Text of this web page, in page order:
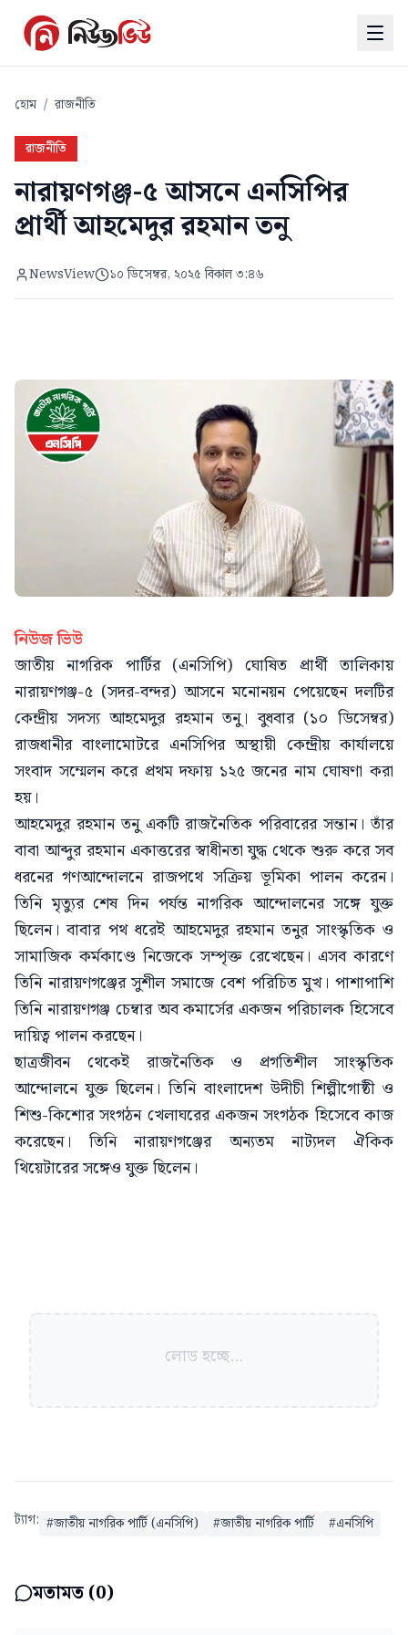
হোম / রাজনীতি
রাজনীতি
নারায়ণগঞ্জ-৫ আসনে এনসিপির
প্রার্থী আহমেদুর রহমান তনু
NewsView ১০ ডিসেম্বর, ২০২৫ বিকাল ৩:৪৬
নিউজ ভিউ
জাতীয় নাগরিক পার্টির (এনসিপি) ঘোষিত প্রার্থী তালিকায়
নারায়ণগঞ্জ-৫ (সদর-বন্দর) আসনে মনোনয়ন পেয়েছেন দলটির
কেন্দ্রীয় সদস্য আহমেদুর রহমান তনু। বুধবার (১০ ডিসেম্বর)
রাজধানীর বাংলামোটরে এনসিপির অস্থায়ী কেন্দ্রীয় কার্যালয়ে
সংবাদ সম্মেলন করে প্রথম দফায় ১২৫ জনের নাম ঘোষণা করা
হয়।
আহমেদুর রহমান তনু একটি রাজনৈতিক পরিবারের সন্তান। তাঁর
বাবা আব্দুর রহমান একাত্তরের স্বাধীনতা যুদ্ধ থেকে শুরু করে সব
ধরনের গণআন্দোলনে রাজপথে সক্রিয় ভূমিকা পালন করেন।
তিনি মৃত্যুর শেষ দিন পর্যন্ত নাগরিক আন্দোলনের সঙ্গে যুক্ত
ছিলেন। বাবার পথ ধরেই আহমেদুর রহমান তনুর সাংস্কৃতিক ও
সামাজিক কর্মকাণ্ডে নিজেকে সম্পৃক্ত রেখেছেন। এসব কারণে
তিনি নারায়ণগঞ্জের সুশীল সমাজে বেশ পরিচিত মুখ। পাশাপাশি
তিনি নারায়ণগঞ্জ চেম্বার অব কমার্সের একজন পরিচালক হিসেবে
দায়িত্ব পালন করছেন।
ছাত্রজীবন থেকেই রাজনৈতিক ও প্রগতিশীল সাংস্কৃতিক
আন্দোলনে যুক্ত ছিলেন। তিনি বাংলাদেশ উদীচী শিল্পীগোষ্ঠী ও
শিশু-কিশোর সংগঠন খেলাঘরের একজন সংগঠক হিসেবে কাজ
করেছেন। তিনি নারায়ণগঞ্জের অন্যতম নাট্যদল ঐকিক
থিয়েটারের সঙ্গেও যুক্ত ছিলেন।
লোড হচ্ছে...
ট্যাগ: #জাতীয় নাগরিক পার্টি (এনসিপি) #জাতীয় নাগরিক পার্টি #এনসিপি
মতামত (0)